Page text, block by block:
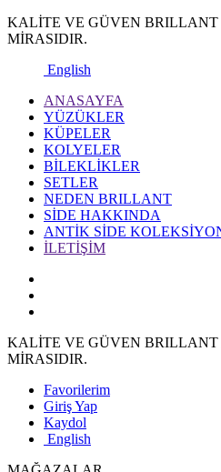
KALİTE VE GÜVEN
MİRASIDIR.
English
ANASAYFA
YÜZÜKLER
KÜPELER
KOLYELER
BİLEKLİKLER
SETLER
NEDEN BRILLANT
SİDE HAKKINDA
ANTİK SİDE
İLETİŞİM
KALİTE VE GÜVEN
MİRASIDIR.
Favorilerim
Giriş Yap
Kaydol
English